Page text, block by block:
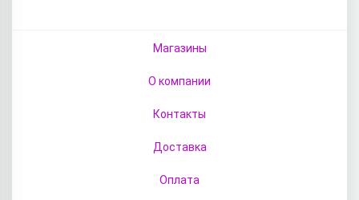
Магазины
О компании
Контакты
Доставка
Оплата